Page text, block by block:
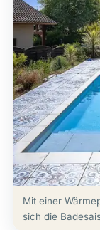
Mit einer
sich die